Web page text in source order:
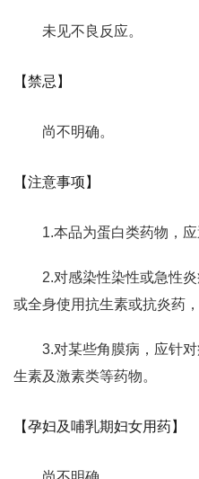
未见不良反应。
【禁忌】
尚不明确。
【注意事项】
1.本品为蛋白类药物，
2.对感染性染性或急性
或全身使用抗生素或抗炎药
3.对某些角膜病，应针
生素及激素类等药物。
【孕妇及哺乳期妇女用药】